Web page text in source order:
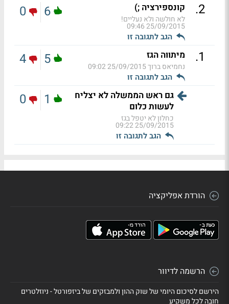
2
. קונספירציה ;)
לא חולשה ולא נעליים!
25/09/2015 09:46
הגב לתגובה זו
6
0
1
. מיתווה הגז
נחמיאס ברוך25/09/2015 09:02
הגב לתגובה זו
5
4
גם ראש הממשלה לא יצליח
לעשות כלום
כחלון לא יטפל בגז
25/09/2015 09:22
הגב לתגובה זו
1
0
הורדת אפליקציה
הרשמה לדיוור
הירשם לסיכום היומי של שוק ההון ולמבזקים של ביזפורטל - ניוזלטרים
חובה לכל משקיע